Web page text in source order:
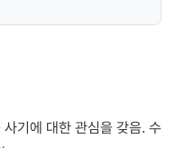
기에 대한 관심을 갖음. 수